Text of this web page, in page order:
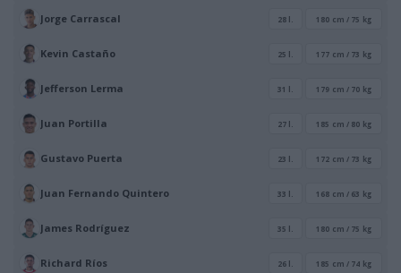
Jorge Carrascal 28 l. 180 cm / 75 kg
Kevin Castaño 25 l. 177 cm / 73 kg
Jefferson Lerma 31 l. 179 cm / 70 kg
Juan Portilla 27 l. 185 cm / 80 kg
Gustavo Puerta 23 l. 172 cm / 73 kg
Juan Fernando Quintero 33 l. 168 cm / 63 kg
James Rodríguez 35 l. 180 cm / 75 kg
Richard Ríos 26 l. 185 cm / 74 kg